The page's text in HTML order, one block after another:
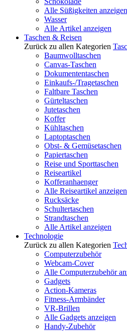
Alle Süßigkeiten anzeigen
Wasser
Alle Artikel anzeigen
Taschen & Reisen
Zurück zu allen Kategorien
Baumwolltaschen
Canvas-Taschen
Dokumententaschen
Einkaufs-/Tragetaschen
Faltbare Taschen
Gürteltaschen
Jutetaschen
Koffer
Kühltaschen
Laptoptaschen
Obst- & Gemüsetaschen
Papiertaschen
Reise und Sporttaschen
Reiseartikel
Kofferanhaenger
Alle Reiseartikel anzeigen
Rucksäcke
Schultertaschen
Strandtaschen
Alle Artikel anzeigen
Technologie
Zurück zu allen Kategorien
Computerzubehör
Webcam-Cover
Alle Computerzubehör
Gadgets
Action-Kameras
Fitness-Armbänder
VR-Brillen
Alle Gadgets anzeigen
Handy-Zubehör